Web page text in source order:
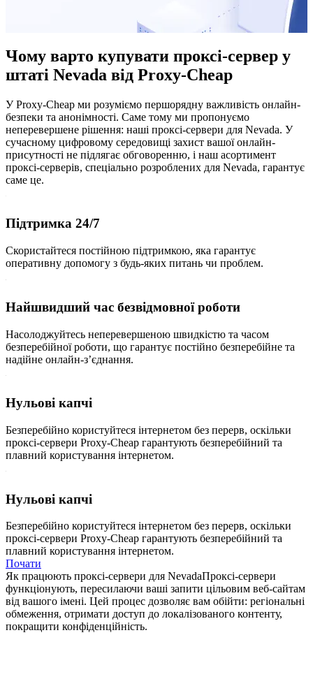
Чому варто купувати проксі-сервер у
штаті Nevada від Proxy-Cheap
У Proxy-Cheap ми розуміємо першорядну важливість онлайн-
безпеки та анонімності. Саме тому ми пропонуємо
неперевершене рішення: наші проксі-сервери для Nevada. У
сучасному цифровому середовищі захист вашої онлайн-
присутності не підлягає обговоренню, і наш асортимент
проксі-серверів, спеціально розроблених для Nevada, гарантує
саме це.
Підтримка 24/7
Скористайтеся постійною підтримкою, яка гарантує
оперативну допомогу з будь-яких питань чи проблем.
Найшвидший час безвідмовної роботи
Насолоджуйтесь неперевершеною швидкістю та часом
безперебійної роботи, що гарантує постійно безперебійне та
надійне онлайн-з’єднання.
Нульові капчі
Безперебійно користуйтеся інтернетом без перерв, оскільки
проксі-сервери Proxy-Cheap гарантують безперебійний та
плавний користування інтернетом.
Нульові капчі
Безперебійно користуйтеся інтернетом без перерв, оскільки
проксі-сервери Proxy-Cheap гарантують безперебійний та
плавний користування інтернетом.
Почати
Як працюють проксі-сервери для NevadaПроксі-сервери
функціонують, пересилаючи ваші запити цільовим веб-сайтам
від вашого імені. Цей процес дозволяє вам обійти: регіональні
обмеження, отримати доступ до локалізованого контенту,
покращити конфіденційність.